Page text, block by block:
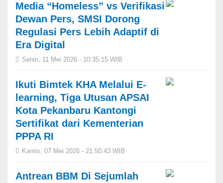
Media “Homeless” vs Verifikasi
Dewan Pers, SMSI Dorong
Regulasi Pers Lebih Adaptif di
Era Digital
Senin, 11 Mei 2026 - 10:35:15 WIB
Ikuti Bimtek KHA Melalui E-
learning, Tiga Utusan APSAI
Kota Pekanbaru Kantongi
Sertifikat dari Kementerian
PPPA RI
Kamis, 07 Mei 2026 - 21:50:43 WIB
Antrean BBM Di Sejumlah